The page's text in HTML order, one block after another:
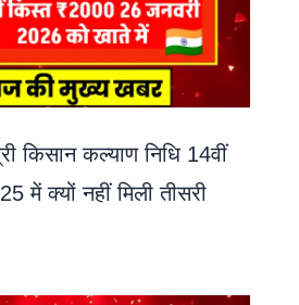
किसान कल्याण निधि 14वीं
में क्यों नहीं मिली तीसरी